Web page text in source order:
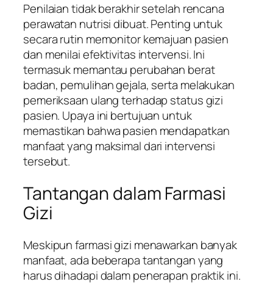
Penilaian tidak berakhir setelah rencana
perawatan nutrisi dibuat. Penting untuk
secara rutin memonitor kemajuan pasien
dan menilai efektivitas intervensi. Ini
termasuk memantau perubahan berat
badan, pemulihan gejala, serta melakukan
pemeriksaan ulang terhadap status gizi
pasien. Upaya ini bertujuan untuk
memastikan bahwa pasien mendapatkan
manfaat yang maksimal dari intervensi
tersebut.
Tantangan dalam Farmasi
Gizi
Meskipun farmasi gizi menawarkan banyak
manfaat, ada beberapa tantangan yang
harus dihadapi dalam penerapan praktik ini.